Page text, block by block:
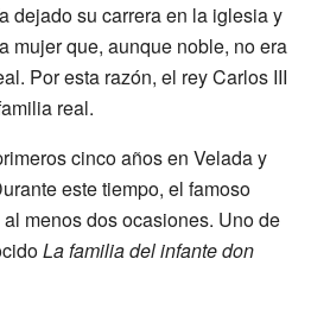
dejado su carrera en la iglesia y
mujer que, aunque noble, no era
Por esta razón, el rey Carlos III
real.
cinco años en Velada y
este tiempo, el famoso
al menos dos ocasiones. Uno de
La familia del infante don